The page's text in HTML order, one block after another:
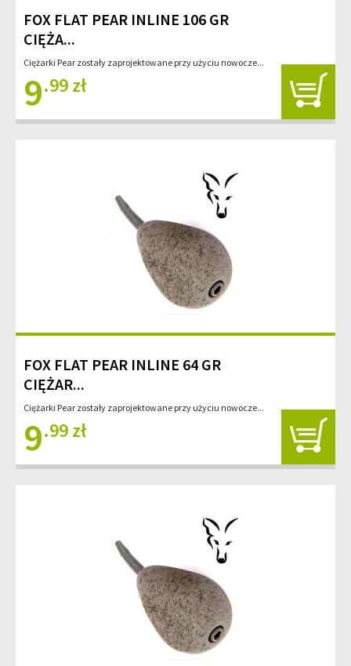
FOX FLAT PEAR INLINE 106 GR
CIĘŻA...
Ciężarki Pear zostały zaprojektowane przy użyciu nowocze...
9.99 zł
FOX FLAT PEAR INLINE 64 GR
CIĘŻAR...
Ciężarki Pear zostały zaprojektowane przy użyciu nowocze...
9.99 zł